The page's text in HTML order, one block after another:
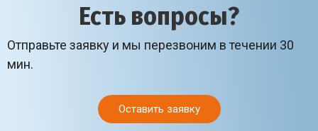
Есть вопросы?
Отправьте заявку и мы перезвоним в течении 30
мин.
Оставить заявку